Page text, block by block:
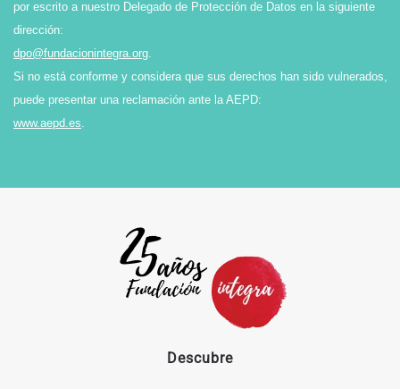
por escrito a nuestro Delegado de Protección de Datos en la siguiente
dirección:
dpo@fundacionintegra.org.
Si no está conforme y considera que sus derechos han sido vulnerados,
puede presentar una reclamación ante la AEPD:
www.aepd.es.
Descubre